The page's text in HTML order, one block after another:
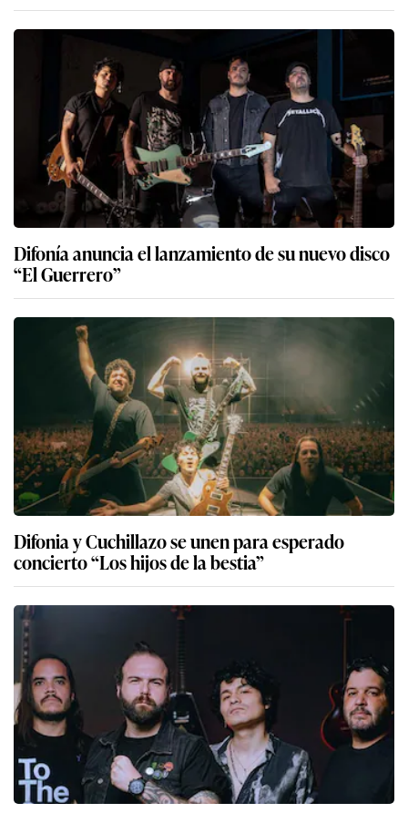
Difonía anuncia el lanzamiento de su nuevo disco
“El Guerrero”
Difonia y Cuchillazo se unen para esperado
concierto “Los hijos de la bestia”